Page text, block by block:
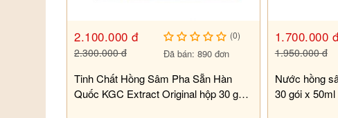
2.100.000 đ
2.300.000 đ
(0)
Đã bán: 890 đơn
Tinh Chất Hồng Sâm Pha Sẵn Hàn
Quốc KGC Extract Original hộp 30 gói
1.700.000
1.950.000 đ
Nước hồng
30 gói x 50ml